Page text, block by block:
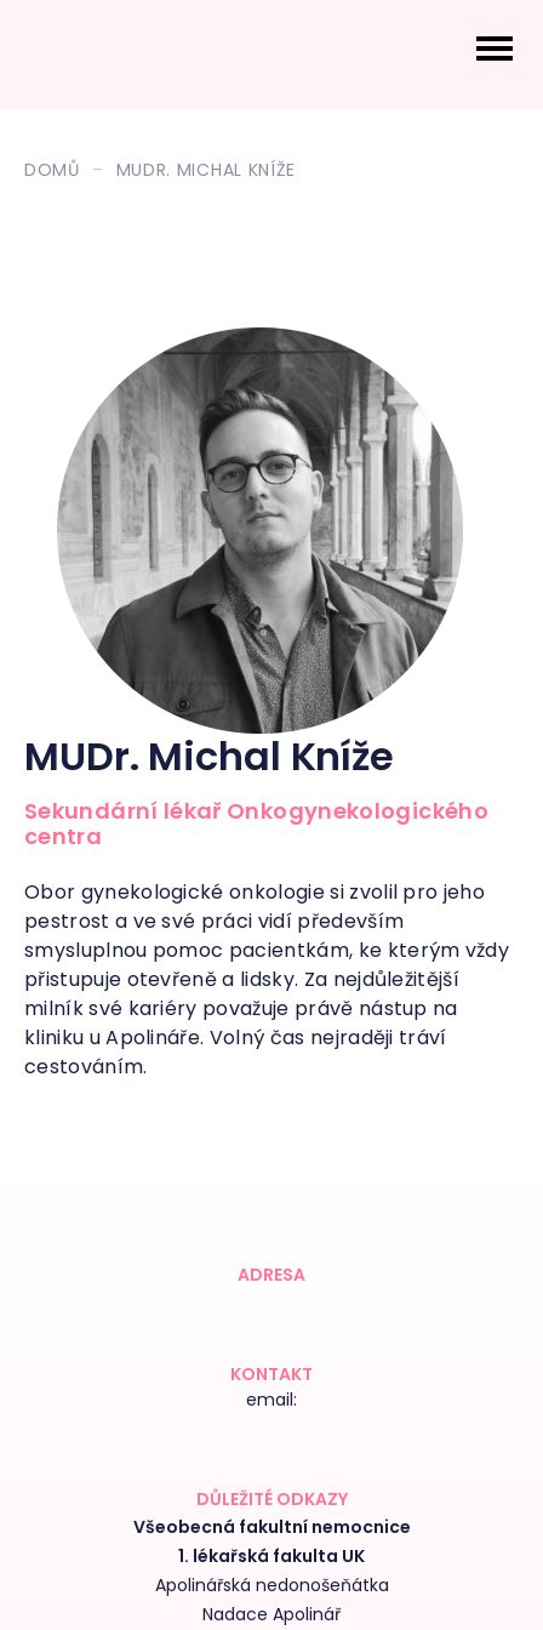
DOMŮ MUDR. MICHAL KNÍŽE
MUDr. Michal Kníže
Sekundární lékař Onkogynekologického
centra
Obor gynekologické onkologie si zvolil pro jeho
pestrost a ve své práci vidí především
smysluplnou pomoc pacientkám, ke kterým vždy
přistupuje otevřeně a lidsky. Za nejdůležitější
milník své kariéry považuje právě nástup na
kliniku u Apolináře. Volný čas nejraději tráví
cestováním.
ADRESA
KONTAKT
email:
DŮLEŽITÉ ODKAZY
Všeobecná fakultní nemocnice
1. lékařská fakulta UK
Apolinářská nedonošeňátka
Nadace Apolinář